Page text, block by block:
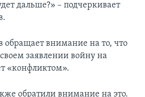
дальше?» – подчеркивает
обращает внимание на то, что
заявлении войну на
«конфликтом».
обратили внимание на это.